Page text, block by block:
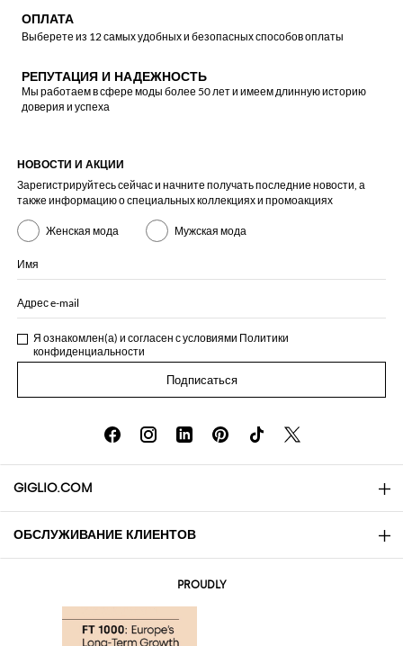
ОПЛАТА
Выберете из 12 самых удобных и безопасных способов оплаты
РЕПУТАЦИЯ И НАДЕЖНОСТЬ
Мы работаем в сфере моды более 50 лет и имеем длинную историю
доверия и успеха
НОВОСТИ И АКЦИИ
Зарегистрируйтесь сейчас и начните получать последние новости, а
также информацию о специальных коллекциях и промоакциях
Женская мода Мужская мода
Имя
Адрес e-mail
Я ознакомлен(а) и согласен с условиями Политики
конфиденциальности
Подписаться
GIGLIO.COM
About
ОБСЛУЖИВАНИЕ КЛИЕНТОВ
PROUDLY